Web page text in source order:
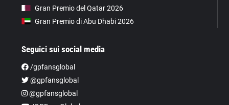
Gran Premio del Qatar 2026
Gran Premio di Abu Dhabi 2026
Seguici sui social media
/gpfansglobal
@gpfansglobal
@gpfansglobal